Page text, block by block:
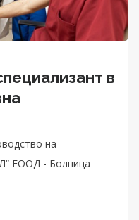
в
на
ЕООД - Болница